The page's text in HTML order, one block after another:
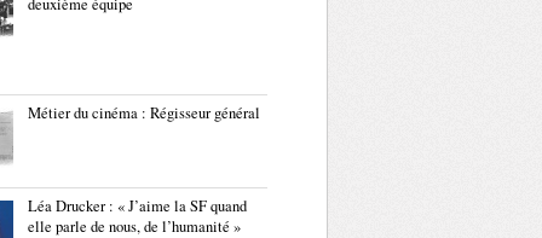
deuxième équipe
Métier du cinéma : Régisseur général
Léa Drucker : « J’aime la SF quand
elle parle de nous, de l’humanité »